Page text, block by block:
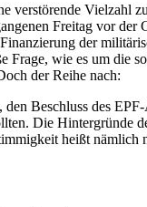
verstörende Vielzahl
Freitag vor der
der
wie es um die
der Reihe nach:
Beschluss des
Die Hintergründe
heißt nämlich